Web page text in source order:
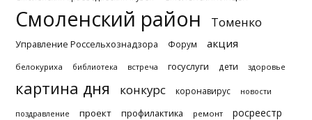
Смоленский район Томенко
Управление Россельхознадзора Форум акция
белокуриха библиотека встреча госуслуги дети здоровье
картина дня конкурс коронавирус новости
поздравление проект профилактика ремонт росреестр